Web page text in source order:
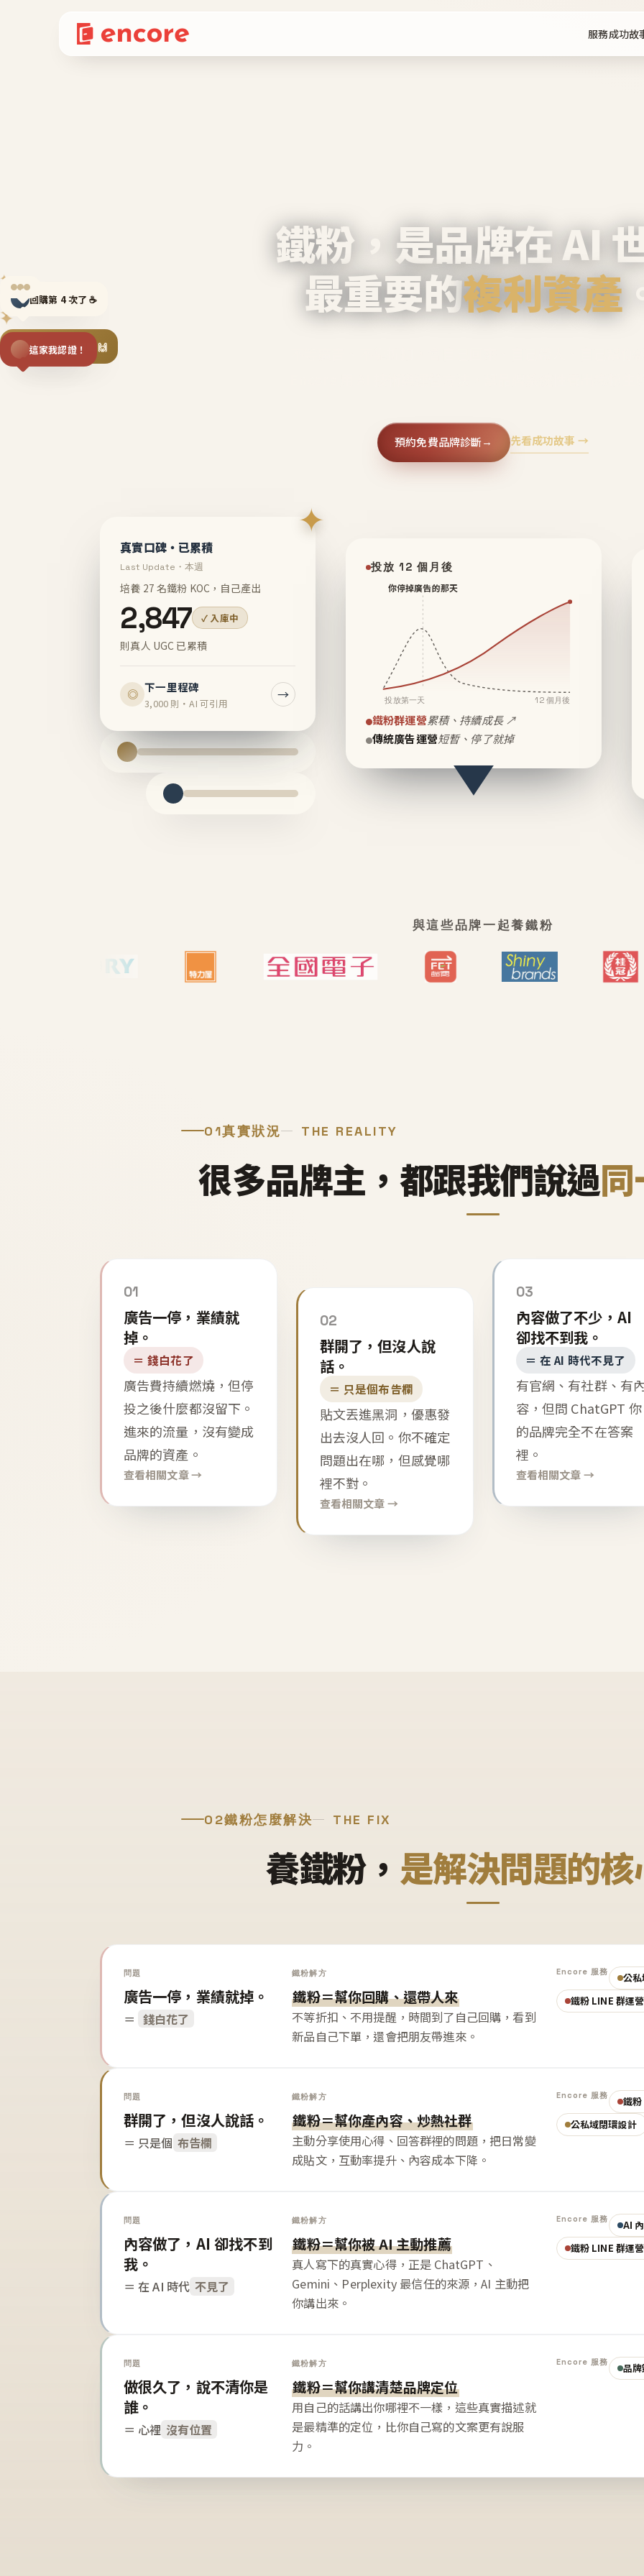
服務成功故
✦
✦
✦
回購第 4 次了 ☕
揪同事一起團購 🙌
這家我認證！
鐵粉，是品牌在 AI
最重要的複利資產
預約免費品牌診斷→ 先看成功故事 →
✦
真實口碑・已累積
Last Update・本週
培養 27 名鐵粉 KOC，自己產出
2,847 ✓ 入庫中
則真人 UGC 已累積
◎ 下一里程碑
3,000 則・AI 可引用
→
投放 12 個月後
你停掉廣告的那天
投放第一天 12 個月後
鐵粉群運營累積、持續成長 ↗
傳統廣告運營短暫、停了就掉
與這些品牌一起養鐵粉
01真實狀況 THE REALITY
很多品牌主，都跟我們說過同
01
廣告一停，業績就
掉。
＝ 錢白花了
廣告費持續燃燒，但停
投之後什麼都沒留下。
進來的流量，沒有變成
品牌的資產。
查看相關文章 →
02
群開了，但沒人說
話。
＝ 只是個布告欄
貼文丟進黑洞，優惠發
出去沒人回。你不確定
問題出在哪，但感覺哪
裡不對。
查看相關文章 →
03
內容做了不少，AI
卻找不到我。
＝ 在 AI 時代不見了
有官網、有社群、有
容，但問 ChatGPT 你
的品牌完全不在答案
裡。
查看相關文章 →
02鐵粉怎麼解決 THE FIX
養鐵粉， 是解決問題的
問題
廣告一停，業績就掉。
＝ 錢白花了
鐵粉解方
鐵粉＝幫你回購、還帶人來
不等折扣、不用提醒，時間到了自己回購，看到
新品自己下單，還會把朋友帶進來。
Encore 服務
公
鐵粉 LINE 群運營
問題
群開了，但沒人說話。
＝ 只是個 布告欄
鐵粉解方
鐵粉＝幫你產內容、炒熱社群
主動分享使用心得、回答群裡的問題，把日常變
成貼文，互動率提升、內容成本下降。
Encore 服務
鐵
公私域閉環設計
問題
內容做了，AI 卻找不到
我。
＝ 在 AI 時代 不見了
鐵粉解方
鐵粉＝幫你被 AI 主動推薦
真人寫下的真實心得，正是 ChatGPT、
Gemini、Perplexity 最信任的來源，AI 主動把
你講出來。
Encore 服務
AI
鐵粉 LINE 群運營
問題
做很久了，說不清你是
誰。
＝ 心裡 沒有位置
鐵粉解方
鐵粉＝幫你講清楚品牌定位
用自己的話講出你哪裡不一樣，這些真實描述就
是最精準的定位，比你自己寫的文案更有說服
力。
Encore 服務 品